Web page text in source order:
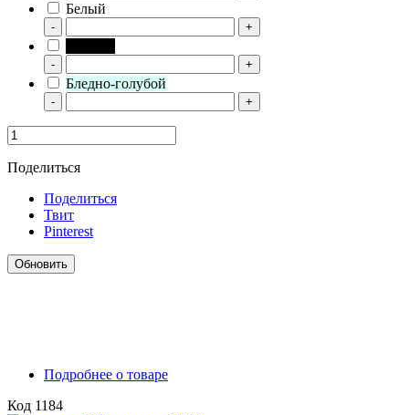
Белый
- +
- +
Бледно-голубой
- +
Поделиться
Поделиться
Твит
Pinterest
Подробнее о товаре
Код 1184